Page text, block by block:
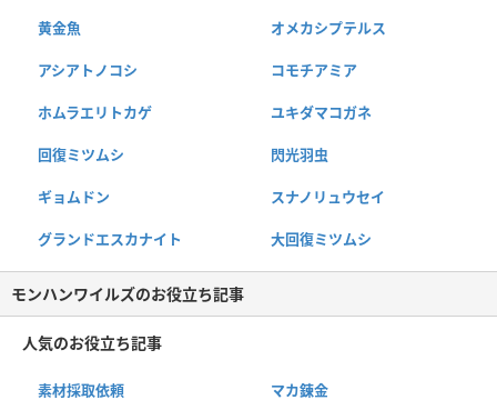
黄金魚 オメカシプテルス
アシアトノコシ コモチアミア
ホムラエリトカゲ ユキダマコガネ
回復ミツムシ 閃光羽虫
ギョムドン スナノリュウセイ
グランドエスカナイト 大回復ミツムシ
モンハンワイルズのお役立ち記事
人気のお役立ち記事
素材採取依頼 マカ錬金